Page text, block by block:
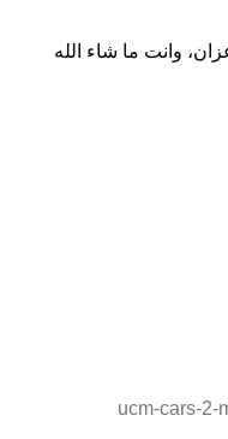
وانت ما شاء الله